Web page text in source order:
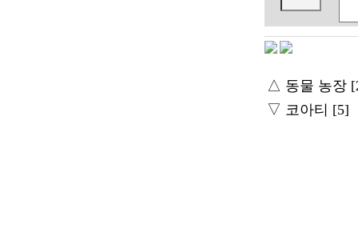
△ 동물 농장
▽ 코아티 [5]